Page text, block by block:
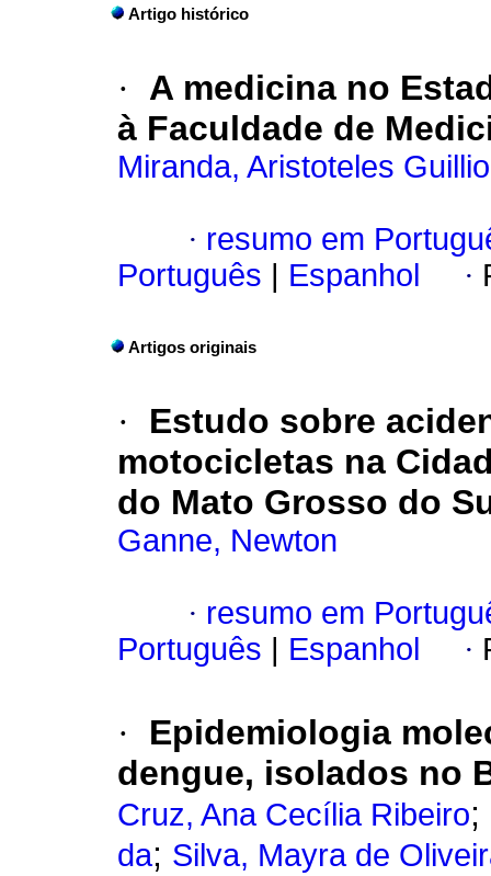
Artigo histórico
·
A medicina no
à Faculdade de
Miranda, Aristoteles
· resumo em
Português
Espanhol ·
Artigos originais
·
Estudo sobre
motocicletas na
do Mato Grosso do
Ganne, Newton
· resumo em
Português
Espanhol ·
·
Epidemiologia
dengue, isolados no
Cruz, Ana Cecília Ribeiro;
da; Silva, Mayra de